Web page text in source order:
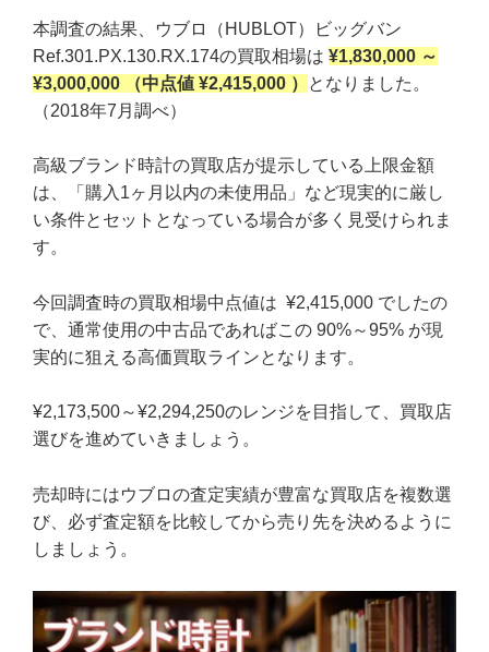
本調査の結果、ウブロ（HUBLOT）ビッグバン
Ref.301.PX.130.RX.174の買取相場は ¥1,830,000 ～
¥3,000,000 （中点値 ¥2,415,000 ）
となりました。
（2018年7月調べ）
高級ブランド時計の買取店が提示している上限金額
は、「購入1ヶ月以内の未使用品」など現実的に厳し
い条件とセットとなっている場合が多く見受けられま
す。
今回調査時の買取相場中点値は ¥2,415,000 でしたの
で、通常使用の中古品であればこの 90%～95% が現
実的に狙える高価買取ラインとなります。
¥2,173,500～¥2,294,250のレンジを目指して、買取店
選びを進めていきましょう。
売却時にはウブロの査定実績が豊富な買取店を複数選
び、必ず査定額を比較してから売り先を決めるように
しましょう。